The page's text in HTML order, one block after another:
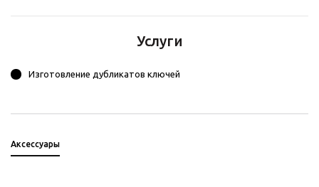
Услуги
Изготовление дубликатов ключей
Аксессуары